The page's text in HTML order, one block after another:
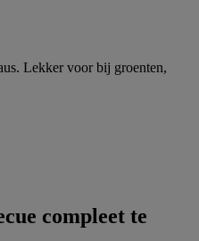
Lekker voor bij groenten,
compleet te